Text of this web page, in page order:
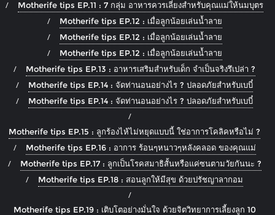
Motherife tips EP.11 : 7 กลุ่ม อาหารควรเลี่ยงสำหรับคุณแม่ให้นมบุตร
Motherife tips EP.12 : เมื่อลูกน้อยเล่นน้ำลาย
Motherife tips EP.12 : เมื่อลูกน้อยเล่นน้ำลาย
Motherife tips EP.12 : เมื่อลูกน้อยเล่นน้ำลาย
Motherife tips EP.13 : อาหารเสริมสำหรับเด็ก จำเป็นจริงรึเปล่า ?
Motherife tips EP.14 : จัดท่านอนอย่างไร ? ปลอดภัยสำหรับเบบี๋
Motherife tips EP.14 : จัดท่านอนอย่างไร ? ปลอดภัยสำหรับเบบี๋
Motherife tips EP.15 : ลูกร้องไห้ไม่หยุดแบบนี้ ใช่อาการโคลิคหรือไม่ ?
Motherife tips EP.16 : อาการ ร้อนๆหนาวๆหลังคลอด ของคุณแม่
Motherife tips EP.17 : ลูกเป็นโรคสมาธิสั้นหรือแค่ซนตามวัยกันนะ ?
Motherife tips EP.18 : สอนลูกให้มีสุข ด้วยปรัชญาลากอม
Motherife tips EP.19 : เติบโตอย่างมั่นใจ ด้วยจิตวิทยาการเลี้ยงลูก 10